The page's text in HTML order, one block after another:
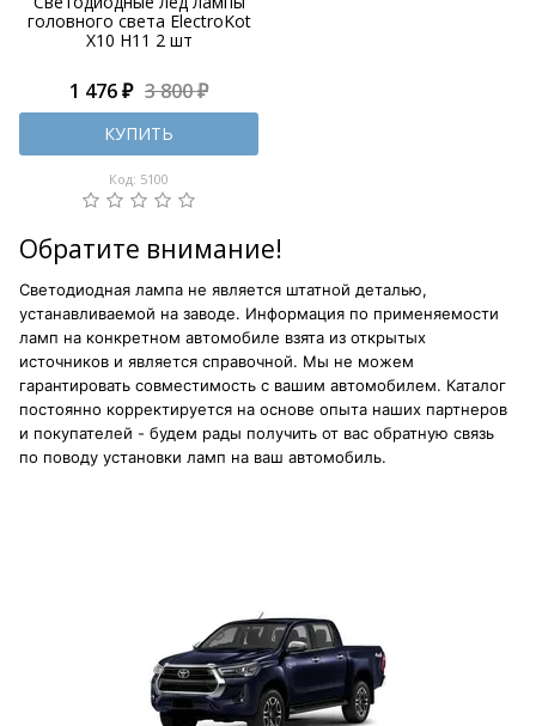
головного света ElectroKot
X10 H11 2 шт
1 476 ₽ 3 800 ₽
КУПИТЬ
Код: 5100
Обратите внимание!
Светодиодная лампа не является штатной деталью,
устанавливаемой на заводе. Информация по применяемости
ламп на конкретном автомобиле взята из открытых
источников и является справочной. Мы не можем
гарантировать совместимость с вашим автомобилем. Каталог
постоянно корректируется на основе опыта наших партнеров
и покупателей - будем рады получить от вас обратную связь
по поводу установки ламп на ваш автомобиль.